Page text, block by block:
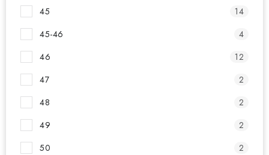
45
14
45-46
4
46
12
47
2
48
2
49
2
50
2